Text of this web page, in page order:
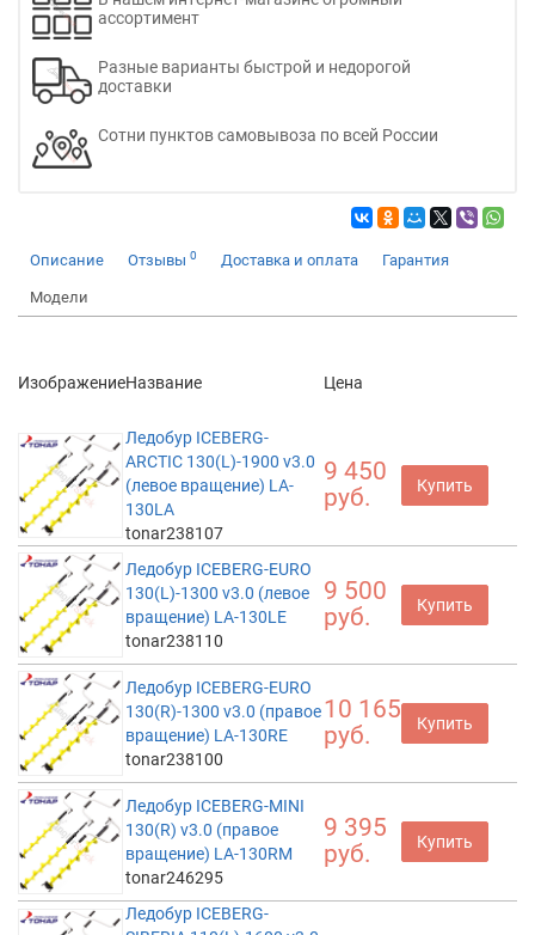
ассортимент
Разные варианты быстрой и недорогой
доставки
Сотни пунктов самовывоза по всей России
Описание Отзывы 0 Доставка и оплата Гарантия
Модели
ИзображениеНазвание Цена
Ледобур ICEBERG-
ARCTIC 130(L)-1900 v3.0
(левое вращение) LA-
130LA
tonar238107
9 450
руб.
Купить
Ледобур ICEBERG-EURO
130(L)-1300 v3.0 (левое
вращение) LA-130LE
tonar238110
9 500
руб.
Купить
Ледобур ICEBERG-EURO
130(R)-1300 v3.0 (правое
вращение) LA-130RE
tonar238100
10 165
руб.
Купить
Ледобур ICEBERG-MINI
130(R) v3.0 (правое
вращение) LA-130RM
tonar246295
9 395
руб.
Купить
Ледобур ICEBERG-